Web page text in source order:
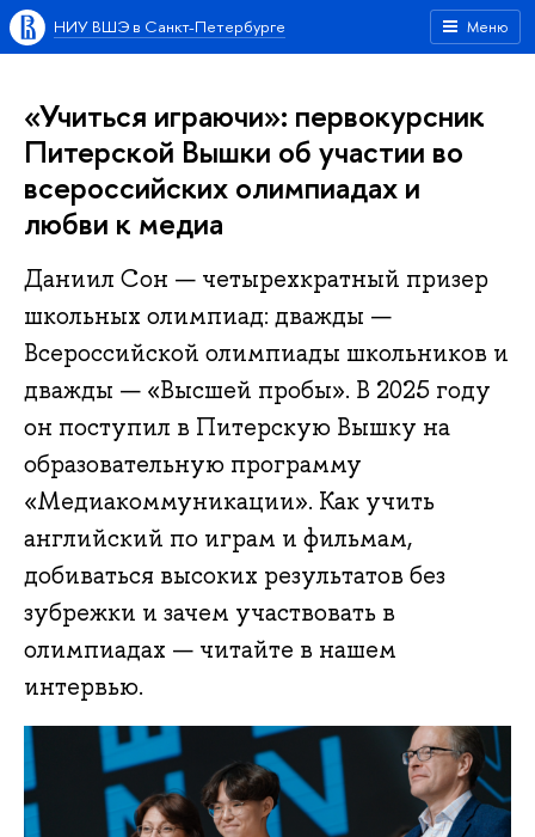
Меню
НИУ ВШЭ в Санкт-Петербурге
«Учиться играючи»: первокурсник
Питерской Вышки об участии во
всероссийских олимпиадах и
любви к медиа
Даниил Сон — четырехкратный призер
школьных олимпиад: дважды —
Всероссийской олимпиады школьников и
дважды — «Высшей пробы». В 2025 году
он поступил в Питерскую Вышку на
образовательную программу
«Медиакоммуникации». Как учить
английский по играм и фильмам,
добиваться высоких результатов без
зубрежки и зачем участвовать в
олимпиадах — читайте в нашем
интервью.